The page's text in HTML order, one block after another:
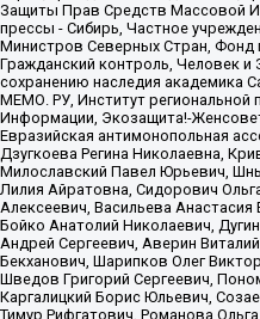
Защиты Прав Средств Массовой
прессы - Сибирь, Частное
Министров Северных Стран,
Гражданский контроль, Человек
сохранению наследия академика
МЕМО. РУ, Институт региональной
Информации, Экозащита!-
Евразийская антимонопольная
Дзугкоева Регина Николаевна,
Милославский Павел Юрьевич,
Лилия Айратовна, Сидорович
Алексеевич, Васильева Анастасия
Бойко Анатолий Николаевич,
Андрей Сергеевич, Аверин
Бекханович, Шарипков Олег
Шведов Григорий Сергеевич,
Каргалицкий Борис Юльевич,
Тимур Рифгатович, Романова